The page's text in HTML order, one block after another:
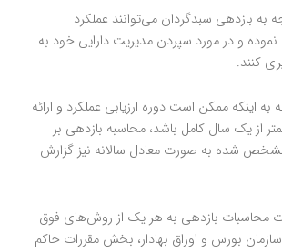
به بازدهی سبدگردان می‌توانند عملکرد
نموده و در مورد سپردن مدیریت دارایی خود به
کنند.
به اینکه ممکن است دوره ارزیابی عملکرد و ارائه
از یک سال کامل باشد، محاسبه بازدهی بر
شده به صورت معادل سالانه نیز گزارش
محاسبات بازدهی به هر یک از روش‌های فوق
بورس و اوراق بهادار، بخش مقررات حاکم